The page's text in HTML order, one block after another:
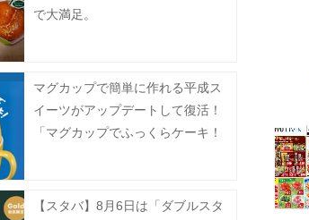
で大満足。
マグカップで簡単に作れる平成ス
イーツがアップデートして復活！
「マグカップでふっくらケーキ！
【スタバ】8月6日は「ダブルスタ